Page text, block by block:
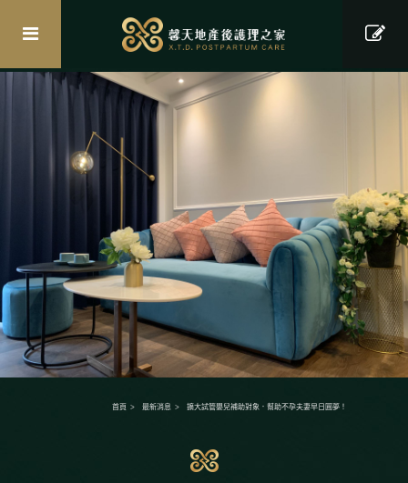
首頁 最新消息 擴大試管嬰兒補助對象．幫助不孕夫妻早日圓夢！